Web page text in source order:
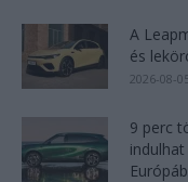
A
és
2026-08-
9 perc